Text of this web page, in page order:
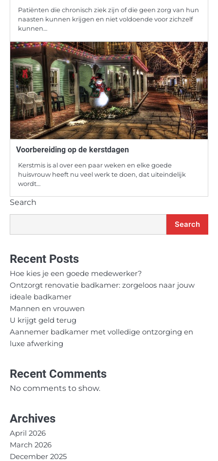
Patiënten die chronisch ziek zijn of die geen zorg van hun
naasten kunnen krijgen en niet voldoende voor zichzelf
kunnen…
Voorbereiding op de kerstdagen
Kerstmis is al over een paar weken en elke goede
huisvrouw heeft nu veel werk te doen, dat uiteindelijk
wordt…
Search
Search
Recent Posts
Hoe kies je een goede medewerker?
Ontzorgt renovatie badkamer: zorgeloos naar jouw
ideale badkamer
Mannen en vrouwen
U krijgt geld terug
Aannemer badkamer met volledige ontzorging en
luxe afwerking
Recent Comments
No comments to show.
Archives
April 2026
March 2026
December 2025